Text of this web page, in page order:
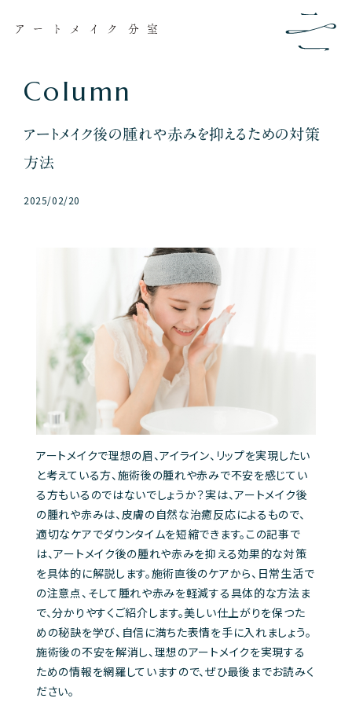
Column
アートメイク後の腫れや赤みを抑えるための対策
方法
2025/02/20
アートメイクで理想の眉、アイライン、リップを実現したい
と考えている方、施術後の腫れや赤みで不安を感じてい
る方もいるのではないでしょうか？実は、アートメイク後
の腫れや赤みは、皮膚の自然な治癒反応によるもので、
適切なケアでダウンタイムを短縮できます。この記事で
は、アートメイク後の腫れや赤みを抑える効果的な対策
を具体的に解説します。施術直後のケアから、日常生活で
の注意点、そして腫れや赤みを軽減する具体的な方法ま
で、分かりやすくご紹介します。美しい仕上がりを保つた
めの秘訣を学び、自信に満ちた表情を手に入れましょう。
施術後の不安を解消し、理想のアートメイクを実現する
ための情報を網羅していますので、ぜひ最後までお読みく
ださい。